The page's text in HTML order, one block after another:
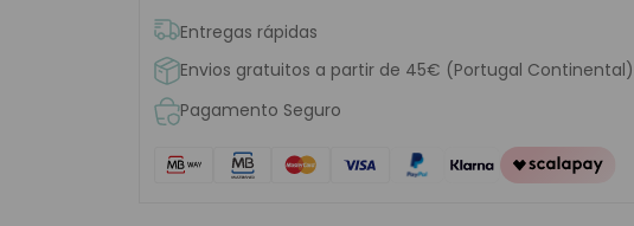
Entregas rápidas
Envios gratuitos a partir de 45€ (Portugal Continental)
Pagamento Seguro